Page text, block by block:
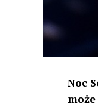
Noc